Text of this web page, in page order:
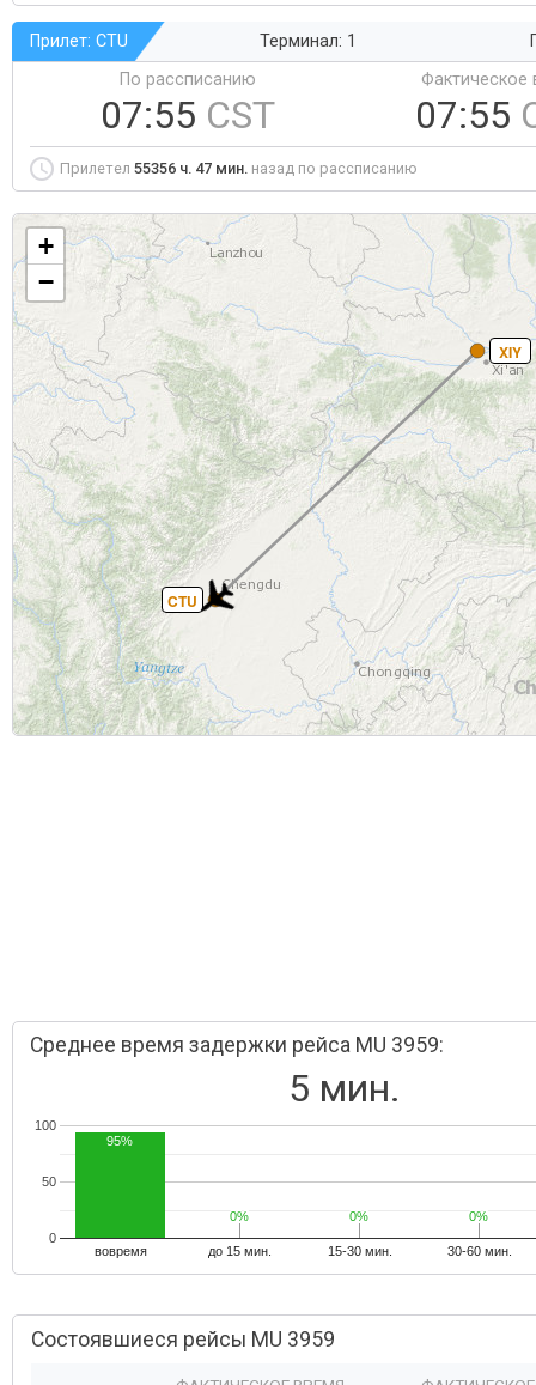
Прилет: CTU Терминал: 1
По рассписанию
07:55 CST
Фактическое
07:55
Прилетел 55356 ч. 47 мин. назад по рассписанию
XIY
CTU
+
−
Среднее время задержки рейса MU 3959:
5 мин.
вовремя до 15 мин. 15-30 мин. 30-60 мин.
0
50
100
95%
0%
0% 0%
0% 0%
0%
Состоявшиеся рейсы MU 3959